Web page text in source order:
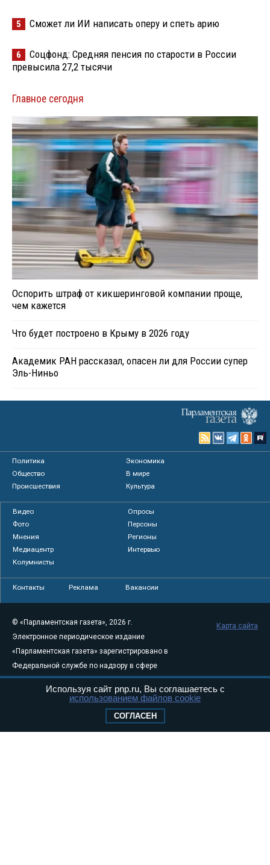
5 Сможет ли ИИ написать оперу и спеть арию
6
Соцфонд: Средняя пенсия по старости в России
превысила 27,2 тысячи
Главное сегодня
Оспорить штраф от кикшеринговой компании проще,
чем кажется
Что будет построено в Крыму в 2026 году
Академик РАН рассказал, опасен ли для России супер
Эль-Ниньо
Политика
Экономика
Общество
В мире
Происшествия
Культура
Видео
Опросы
Фото
Персоны
Мнения
Регионы
Медиацентр
Интервью
Колумнисты
Контакты Реклама Вакансии
© «Парламентская газета», 2026 г.
Электронное периодическое издание
«Парламентская газета» зарегистрировано в
Федеральной службе по надзору в сфере
связи, информационных технологий и
массовых коммуникаций (Роскомнадзор) 05
Свидетельство о регистрации Эл № ФС77-
Карта сайта
Используя сайт pnp.ru, Вы соглашаетесь с
использованием файлов cookie
СОГЛАСЕН